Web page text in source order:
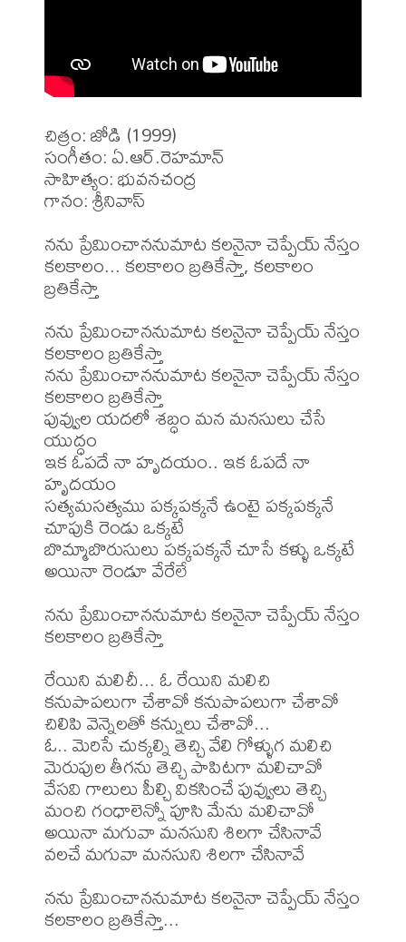
చిత్రం: జోడి (1999)
సంగీతం: ఏ.ఆర్.రెహమాన్
సాహిత్యం: భువనచంద్ర
గానం: శ్రీనివాస్
నను ప్రేమించాననుమాట కలనైనా చెప్పేయ్ నేస్తం
కలకాలం... కలకాలం బ్రతికేస్తా, కలకాలం
బ్రతికేస్తా
నను ప్రేమించాననుమాట కలనైనా చెప్పేయ్ నేస్తం
కలకాలం బ్రతికేస్తా
నను ప్రేమించాననుమాట కలనైనా చెప్పేయ్ నేస్తం
కలకాలం బ్రతికేస్తా
పువ్వుల యదలో శబ్ధం మన మనసులు చేసే
యుద్ధం
ఇక ఓపదే నా హృదయం.. ఇక ఓపదే నా
హృదయం
సత్యమసత్యము పక్కపక్కనే ఉంటై పక్కపక్కనే
చూపుకి రెండు ఒక్కటే
బొమ్మాబొరుసులు పక్కపక్కనే చూసే కళ్ళు ఒక్కటే
అయినా రెండూ వేరేలే
నను ప్రేమించాననుమాట కలనైనా చెప్పేయ్ నేస్తం
కలకాలం బ్రతికేస్తా
రేయిని మలిచీ... ఓ రేయిని మలిచి
కనుపాపలుగా చేశావో కనుపాపలుగా చేశావో
చిలిపి వెన్నెలతో కన్నులు చేశావో...
ఓ.. మెరిసే చుక్కల్ని తెచ్చి వేలి గోళ్ళుగ మలిచి
మెరుపుల తీగను తెచ్చి పాపిటగా మలిచావో
వేసవి గాలులు పీల్చి వికసించే పువ్వులు తెచ్చి
మంచి గంధాలెన్నో పూసి మేను మలిచావో
అయినా మగువా మనసుని శిలగా చేసినావే
వలచే మగువా మనసుని శిలగా చేసినావే
నను ప్రేమించాననుమాట కలనైనా చెప్పేయ్ నేస్తం
కలకాలం బ్రతికేస్తా...